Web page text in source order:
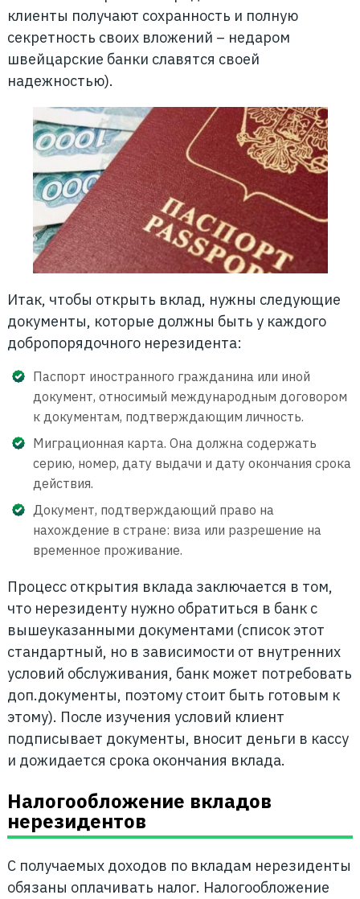
клиенты получают сохранность и полную
секретность своих вложений – недаром
швейцарские банки славятся своей
надежностью).
Итак, чтобы открыть вклад, нужны следующие
документы, которые должны быть у каждого
добропорядочного нерезидента:
Паспорт иностранного гражданина или иной
документ, относимый международным договором
к документам, подтверждающим личность.
Миграционная карта. Она должна содержать
серию, номер, дату выдачи и дату окончания срока
действия.
Документ, подтверждающий право на
нахождение в стране: виза или разрешение на
временное проживание.
Процесс открытия вклада заключается в том,
что нерезиденту нужно обратиться в банк с
вышеуказанными документами (список этот
стандартный, но в зависимости от внутренних
условий обслуживания, банк может потребовать
доп.документы, поэтому стоит быть готовым к
этому). После изучения условий клиент
подписывает документы, вносит деньги в кассу
и дожидается срока окончания вклада.
Налогообложение вкладов
нерезидентов
С получаемых доходов по вкладам нерезиденты
обязаны оплачивать налог. Налогообложение